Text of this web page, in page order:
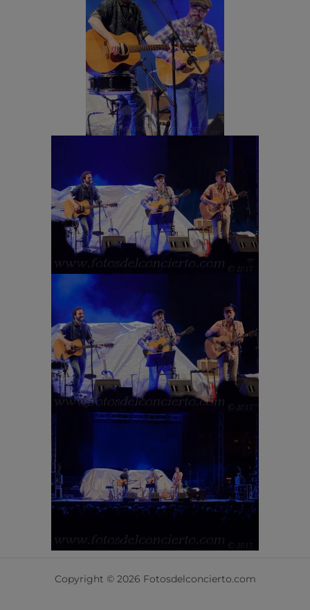
Copyright © 2026 Fotosdelconcierto.com